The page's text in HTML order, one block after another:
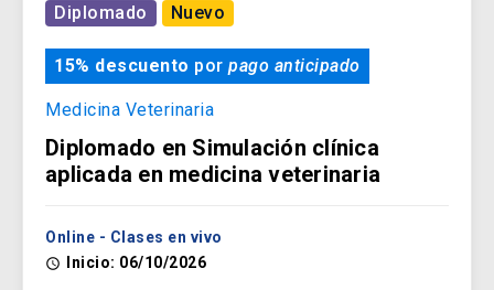
Diplomado Nuevo
15% descuento por pago anticipado
Medicina Veterinaria
Diplomado en Simulación clínica
aplicada en medicina veterinaria
Online - Clases en vivo
access_time Inicio: 06/10/2026